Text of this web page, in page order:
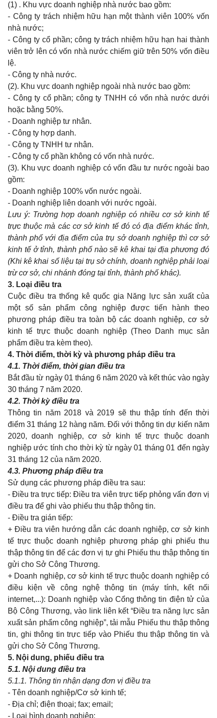
(1) . Khu vực doanh nghiệp nhà nước bao gồm:
- Công ty trách nhiệm hữu hạn một thành viên 100% vốn
nhà nước;
- Công ty cổ phần; công ty trách nhiệm hữu hạn hai thành
viên trở lên có vốn nhà nước chiếm giữ trên 50% vốn điều
lệ.
- Công ty nhà nước.
(2). Khu vực doanh nghiệp ngoài nhà nước bao gồm:
- Công ty cổ phần; công ty TNHH có vốn nhà nước dưới
hoặc bằng 50%.
- Doanh nghiệp tư nhân.
- Công ty hợp danh.
- Công ty TNHH tư nhân.
- Công ty cổ phần không có vốn nhà nước.
(3). Khu vực doanh nghiệp có vốn đầu tư nước ngoài bao
gồm:
- Doanh nghiệp 100% vốn nước ngoài.
- Doanh nghiệp liên doanh với nước ngoài.
Lưu ý: Trường hợp doanh nghiệp có nhiều cơ sở kinh tế
trực thuộc mà các cơ sở kinh tế đó có địa điểm khác tỉnh,
thành phố với địa điểm của trụ sở doanh nghiệp thì cơ sở
kinh tế ở tỉnh, thành phố nào sẽ kê khai tại địa phương đó
(Khi kê khai số liệu tại trụ sở chính, doanh nghiệp phải loại
trừ cơ sở, chi nhánh đóng tại tỉnh, thành phố khác).
3. Loại điều tra
Cuộc điều tra thống kê quốc gia Năng lực sản xuất của
một số sản phẩm công nghiệp được tiến hành theo
phương pháp điều tra toàn bộ các doanh nghiệp, cơ sở
kinh tế trực thuộc doanh nghiệp (Theo Danh mục sản
phẩm điều tra kèm theo).
4. Thời điểm, thời kỳ và phương pháp điều tra
4.1. Thời điểm, thời gian điều tra
Bắt đầu từ ngày 01 tháng 6 năm 2020 và kết thúc vào ngày
30 tháng 7 năm 2020.
4.2. Thời kỳ điều tra
Thông tin năm 2018 và 2019 sẽ thu thập tính đến thời
điểm 31 tháng 12 hàng năm. Đối với thông tin dự kiến năm
2020, doanh nghiệp, cơ sở kinh tế trực thuộc doanh
nghiệp ước tính cho thời kỳ từ ngày 01 tháng 01 đến ngày
31 tháng 12 của năm 2020.
4.3. Phương pháp điều tra
Sử dụng các phương pháp điều tra sau:
- Điều tra trực tiếp: Điều tra viên trực tiếp phỏng vấn đơn vị
điều tra để ghi vào phiếu thu thập thông tin.
- Điều tra gián tiếp:
+ Điều tra viên hướng dẫn các doanh nghiệp, cơ sở kinh
tế trực thuộc doanh nghiệp phương pháp ghi phiếu thu
thập thông tin để các đơn vị tự ghi Phiếu thu thập thông tin
gửi cho Sở Công Thương.
+ Doanh nghiệp, cơ sở kinh tế trực thuộc doanh nghiệp có
điều kiện về công nghệ thông tin (máy tính, kết nối
internet,...): Doanh nghiệp vào Cổng thông tin điện tử của
Bộ Công Thương, vào link liên kết “Điều tra năng lực sản
xuất sản phẩm công nghiệp”, tải mẫu Phiếu thu thập thông
tin, ghi thông tin trực tiếp vào Phiếu thu thập thông tin và
gửi cho Sở Công Thương.
5. Nội dung, phiếu điều tra
5.1. Nội dung điều tra
5.1.1. Thông tin nhận dạng đơn vị điều tra
- Tên doanh nghiệp/Cơ sở kinh tế;
- Địa chỉ; điện thoại; fax; email;
- Loại hình doanh nghiệp;